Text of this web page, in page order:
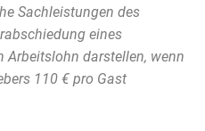
Sachleistungen des
eines
Arbeitslohn darstellen, wenn
110 € pro Gast